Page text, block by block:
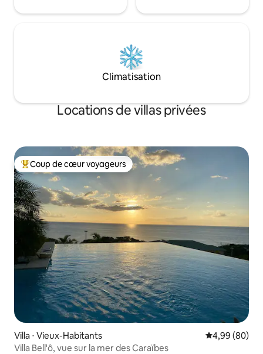
Climatisation
Locations de villas privées
Coups de cœur voyageurs les plus appréciés
Coup de cœur voyageurs
Villa ⋅ Vieux-Habitants Évaluation
4,99 (80)
Villa Bell'ô, vue sur la mer des Caraïbes